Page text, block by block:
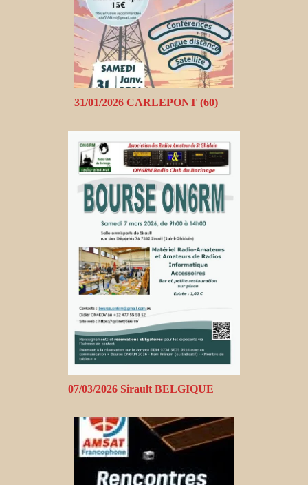
31/01/2026 CARLEPONT (60)
07/03/2026 Sirault BELGIQUE